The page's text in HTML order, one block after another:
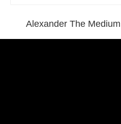
Alexander The